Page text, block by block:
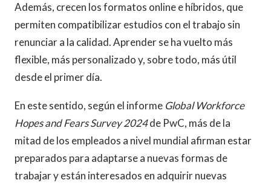
Además, crecen los formatos online e híbridos, que
permiten compatibilizar estudios con el trabajo sin
renunciar a la calidad. Aprender se ha vuelto más
flexible, más personalizado y, sobre todo, más útil
desde el primer día.
En este sentido, según el informe Global Workforce
Hopes and Fears Survey 2024de PwC, más de la
mitad de los empleados a nivel mundial afirman estar
preparados para adaptarse a nuevas formas de
trabajar y están interesados en adquirir nuevas